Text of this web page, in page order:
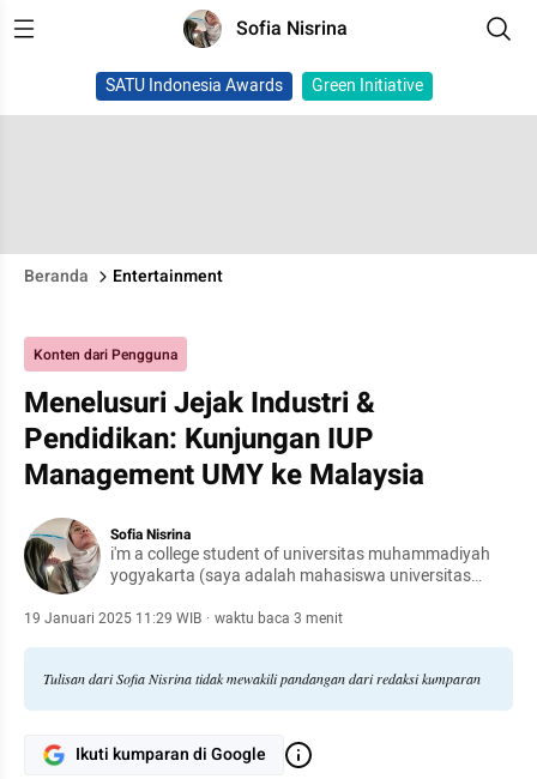
Sofia Nisrina
SATU Indonesia Awards Green Initiative
Beranda Entertainment
Konten dari Pengguna
Menelusuri Jejak Industri &
Pendidikan: Kunjungan IUP
Management UMY ke Malaysia
Sofia Nisrina
i'm a college student of universitas muhammadiyah
yogyakarta (saya adalah mahasiswa universitas
19 Januari 2025 11:29 WIB · waktu baca 3 menit
Tulisan dari Sofia Nisrina tidak mewakili pandangan dari redaksi kumparan
Ikuti kumparan di Google